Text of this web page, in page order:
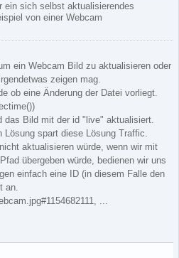
ein sich selbst aktualisierendes
von einer Webcam
ein Webcam Bild zu aktualisieren oder
zeigen mag.
ob eine Änderung der Datei vorliegt.
das Bild mit der id "live" aktualisiert.
Lösung spart diese Lösung Traffic.
aktualisieren würde, wenn wir mit
übergeben würde, bedienen wir uns
einfach eine ID (in diesem Falle den
an.
...